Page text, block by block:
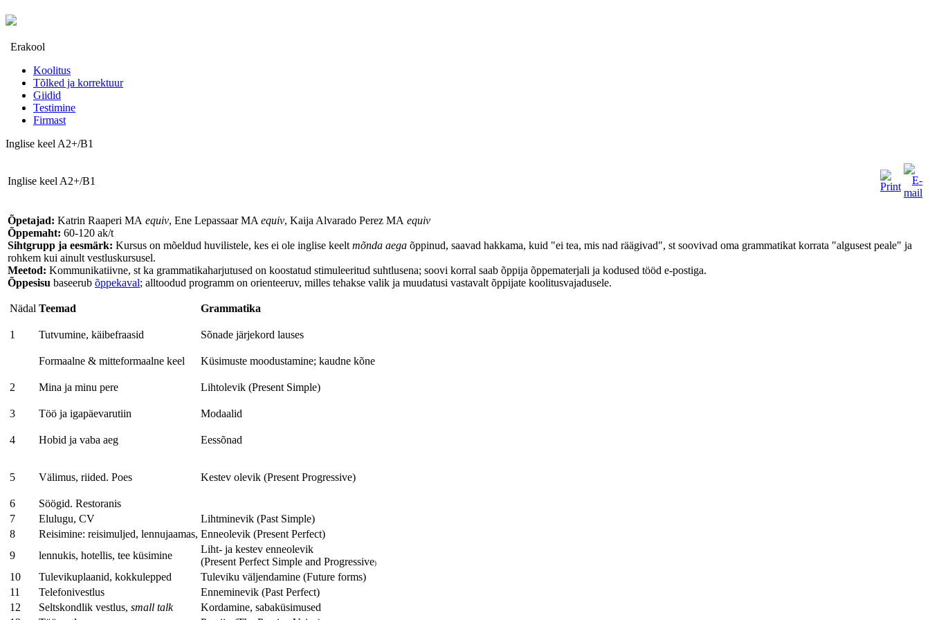
Erakool
Koolitus
Tõlked ja korrektuur
Giidid
Testimine
Firmast
Inglise keel A2+/B1
Inglise keel A2+/B1
Õpetajad: Katrin Raaperi MA equiv, Ene Lepassaar MA equiv, Kaija Alvarado Perez MA equiv
Õppemaht: 60-120 ak/t
Sihtgrupp ja eesmärk: Kursus on mõeldud huvilistele, kes ei ole inglise keelt mõnda aega õppinud, saavad hakkama, kuid "ei tea, mis nad räägivad", st soovivad oma grammatikat korrata "algusest peale" ja
rohkem kui ainult vestluskursusel.
Meetod: Kommunikatiivne, st ka grammatikaharjutused on koostatud stimuleeritud suhtlusena; soovi korral saab õppija õppematerjali ja kodused tööd e-postiga.
Õppesisu baseerub õppekaval; alltoodud programm on orienteeruv, milles tehakse valik ja muudatusi vastavalt õppijate koolitusvajadusele.
Nädal Teemad Grammatika
1 Tutvumine, käibefraasid Sõnade järjekord lauses
Formaalne & mitteformaalne keel Küsimuste moodustamine; kaudne kõne
2 Mina ja minu pere Lihtolevik (Present Simple)
3 Töö ja igapäevarutiin Modaalid
4 Hobid ja vaba aeg Eessõnad
5 Välimus, riided. Poes Kestev olevik (Present Progressive)
6
Söögid. Restoranis
7
Elulugu, CV
Lihtminevik (Past Simple)
8
Reisimine: reisimuljed, lennujaamas, Enneolevik (Present Perfect)
9
lennukis, hotellis, tee küsimine
Liht- ja kestev enneolevik
(Present Perfect Simple and Progressive)
10 Tulevikuplaanid, kokkulepped
Tuleviku väljendamine (Future forms)
11
Telefonivestlus
Enneminevik (Past Perfect)
12
Seltskondlik vestlus, small talk
Kordamine, sabaküsimused